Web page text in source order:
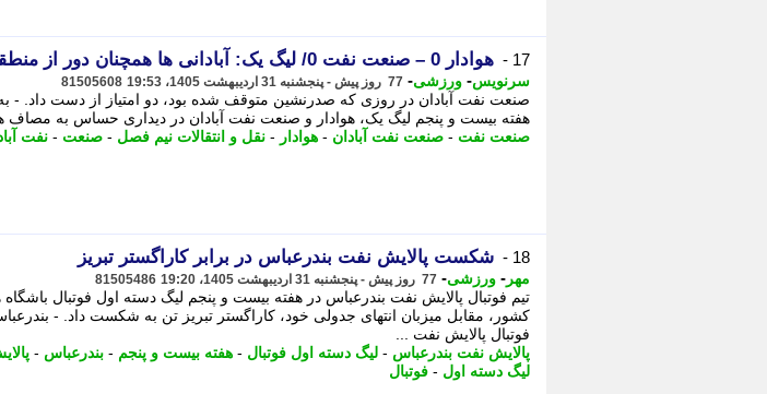
17 - هوادار 0 – صنعت نفت 0/ لیگ یک: آبادانی ها همچنان دور از منطقه صعود
سرنویس- ورزشی- 77 روز پیش - پنجشنبه 31 اردیبهشت 1405، 19:53 81505608
صنعت نفت آبادان در روزی که صدرنشین متوقف شده بود، دو امتیاز از دست داد. -
هفته بیست و پنجم لیگ یک، هوادار و صنعت نفت آبادان در دیداری حساس به مصاف
صنعت نفت - صنعت نفت آبادان - هوادار - نقل و انتقالات نیم فصل - صنعت - نفت
18 - شکست پالایش نفت بندرعباس در برابر کاراگستر تبریز
مهر - ورزشی- 77 روز پیش - پنجشنبه 31 اردیبهشت 1405، 19:20 81505486
تیم فوتبال پالایش نفت بندرعباس در هفته بیست و پنجم لیگ دسته اول فوتبال باشگاه
کشور، مقابل میزبان انتهای جدولی خود، کاراگستر تبریز تن به شکست داد. -
فوتبال پالایش نفت ...
پالایش نفت بندرعباس - لیگ دسته اول فوتبال - هفته بیست و پنجم - بندرعباس -
لیگ دسته اول - فوتبال